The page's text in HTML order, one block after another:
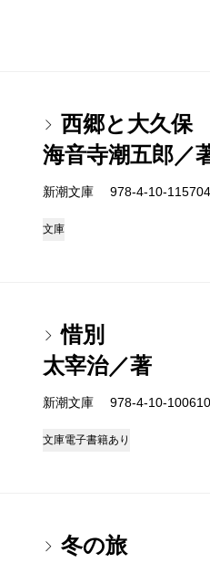
西郷と大久保
海音寺潮五郎／
新潮文庫 978-4-10-
文庫
惜別
太宰治／著
新潮文庫 978-4-10-
文庫電子書籍あり
冬の旅